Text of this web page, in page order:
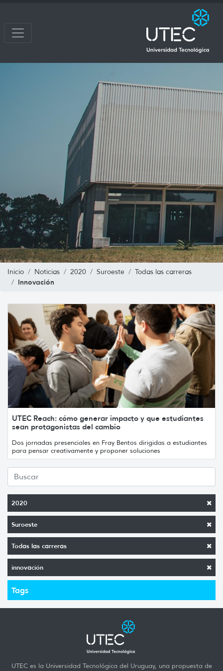
Inicio Noticias 2020 Suroeste Todas las carreras
Innovación
2020
Suroeste
Todas las carreras
innovación
Tags
UTEC Reach: cómo generar impacto y que estudiantes
sean protagonistas del cambio
Dos jornadas presenciales en Fray Bentos dirigidas a estudiantes
para pensar creativamente y proponer soluciones
UTEC es la Universidad Tecnológica del Uruguay, una propuesta de